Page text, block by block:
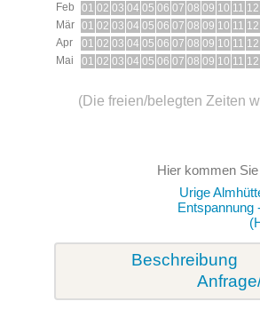
Feb
01 02 03 04 05 06 07 08 09 10 11 12
Mär 01 02 03 04 05 06 07 08 09 10 11 12
Apr
01 02 03 04 05 06 07 08 09 10 11 12
Mai
01 02 03 04 05 06 07 08 09 10 11 12
(Die freien/belegten Zeiten
Hier kommen
Urige
Entspannung
Beschreibung